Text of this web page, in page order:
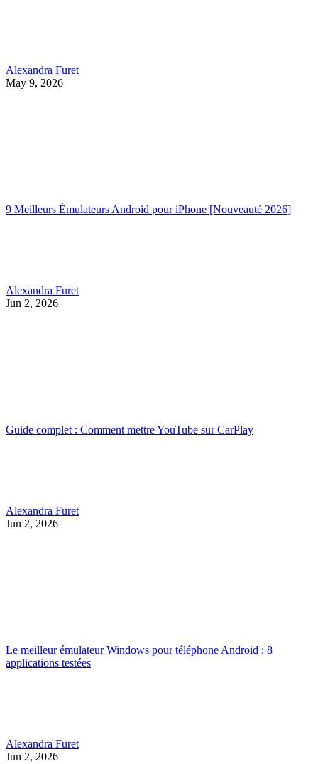
Alexandra Furet
May 9, 2026
9 Meilleurs Émulateurs Android pour iPhone [Nouveauté 2026]
Alexandra Furet
Jun 2, 2026
Guide complet : Comment mettre YouTube sur CarPlay
Alexandra Furet
Jun 2, 2026
Le meilleur émulateur Windows pour téléphone Android : 8
applications testées
Alexandra Furet
Jun 2, 2026